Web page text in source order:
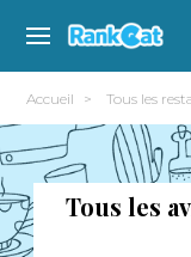
Accueil Tous les
Tous les